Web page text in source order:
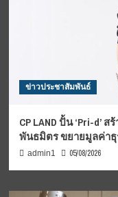
ข่าวประชาสัมพันธ์
CP LAND ปั้น ‘Pri-d’
พันธมิตร ขยายมูลค่าธุ
admin1 05/08/2026